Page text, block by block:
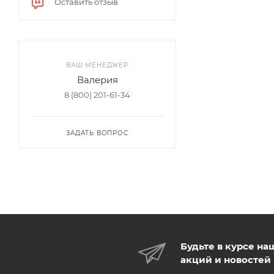
ВАШ МЕНЕДЖЕР
Валерия
8 (800) 201-61-34
ЗАДАТЬ ВОПРОС
Будьте в курсе
акций и новостей